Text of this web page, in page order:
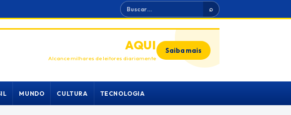
Buscar ⌕
ANUNCIEAQUI
Alcance milhares de leitores diariamente
Saiba mais
MUNDO CULTURA TECNOLOGIA